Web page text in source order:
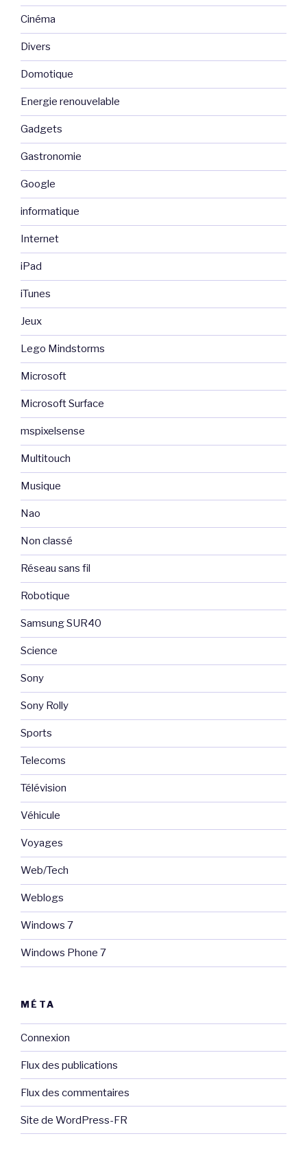
Cinéma
Divers
Domotique
Energie renouvelable
Gadgets
Gastronomie
Google
informatique
Internet
iPad
iTunes
Jeux
Lego Mindstorms
Microsoft
Microsoft Surface
mspixelsense
Multitouch
Musique
Nao
Non classé
Réseau sans fil
Robotique
Samsung SUR40
Science
Sony
Sony Rolly
Sports
Telecoms
Télévision
Véhicule
Voyages
Web/Tech
Weblogs
Windows 7
Windows Phone 7
MÉTA
Connexion
Flux des publications
Flux des commentaires
Site de WordPress-FR